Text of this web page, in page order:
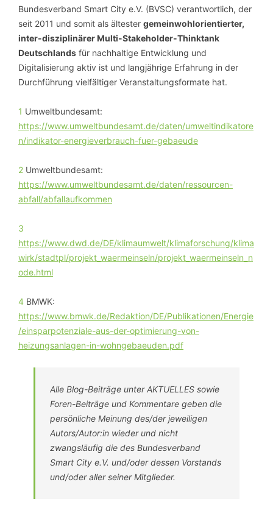
Bundesverband Smart City e.V. (BVSC) verantwortlich, der
seit 2011 und somit als ältester gemeinwohlorientierter,
inter-disziplinärer Multi-Stakeholder-Thinktank
Deutschlands für nachhaltige Entwicklung und
Digitalisierung aktiv ist und langjährige Erfahrung in der
Durchführung vielfältiger Veranstaltungsformate hat.
1 Umweltbundesamt:
https://www.umweltbundesamt.de/daten/umweltindikatore
n/indikator-energieverbrauch-fuer-gebaeude
2 Umweltbundesamt:
https://www.umweltbundesamt.de/daten/ressourcen-
abfall/abfallaufkommen
3
https://www.dwd.de/DE/klimaumwelt/klimaforschung/klima
wirk/stadtpl/projekt_waermeinseln/projekt_waermeinseln_n
ode.html
4 BMWK:
https://www.bmwk.de/Redaktion/DE/Publikationen/Energie
/einsparpotenziale-aus-der-optimierung-von-
heizungsanlagen-in-wohngebaeuden.pdf
Alle Blog-Beiträge unter AKTUELLES sowie
Foren-Beiträge und Kommentare geben die
persönliche Meinung des/der jeweiligen
Autors/Autor:in wieder und nicht
zwangsläufig die des Bundesverband
Smart City e.V. und/oder dessen Vorstands
und/oder aller seiner Mitglieder.